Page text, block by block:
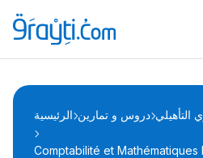
Catégories
d'actualités
الرئيسية دروس و تمارين التأهيلي
Comptabilité et Mathématiques